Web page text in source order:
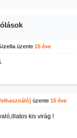
üzente 15 éve
üzente 15 éve
kis virág !